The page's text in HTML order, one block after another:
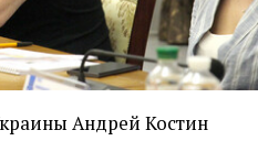
Андрей Костин